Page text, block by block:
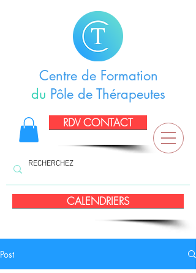
Centre de Formation
du Pôle de Thérapeutes
RDV CONTACT
CALENDRIERS
Post